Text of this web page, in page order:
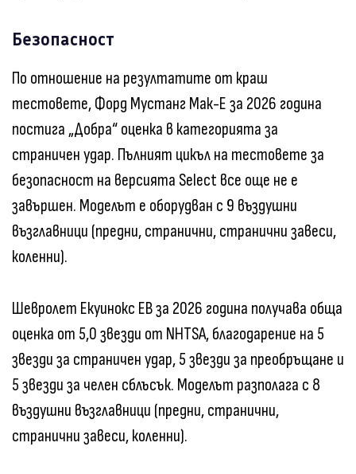
Безопасност
По отношение на резултатите от краш
тестовете, Форд Мустанг Мак-Е за 2026 година
постига „Добра“ оценка в категорията за
страничен удар. Пълният цикъл на тестовете за
безопасност на версията Select все още не е
завършен. Моделът е оборудван с 9 въздушни
възглавници (предни, странични, странични завеси,
коленни).
Шевролет Екуинокс ЕВ за 2026 година получава обща
оценка от 5,0 звезди от NHTSA, благодарение на 5
звезди за страничен удар, 5 звезди за преобръщане и
5 звезди за челен сблъсък. Моделът разполага с 8
въздушни възглавници (предни, странични,
странични завеси, коленни).